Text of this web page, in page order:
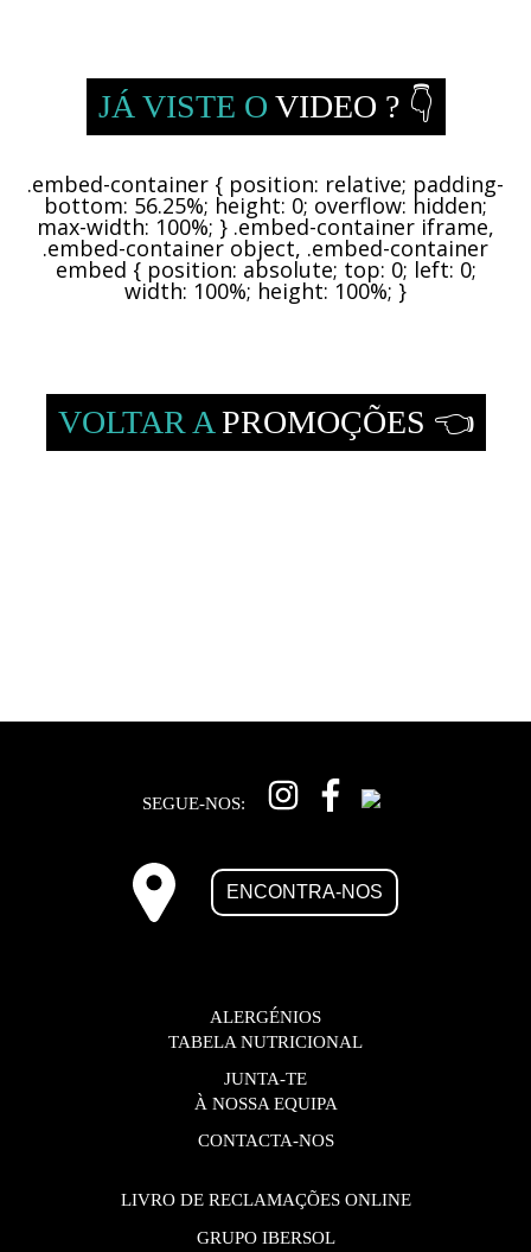
JÁ VISTE O VIDEO ? 👇
.embed-container { position: relative; padding-
bottom: 56.25%; height: 0; overflow: hidden;
max-width: 100%; } .embed-container iframe,
.embed-container object, .embed-container
embed { position: absolute; top: 0; left: 0;
width: 100%; height: 100%; }
VOLTAR A PROMOÇÕES 👈
ENCONTRA-NOS
SEGUE-NOS:
ALERGÉNIOS
TABELA NUTRICIONAL
JUNTA-TE
À NOSSA EQUIPA
CONTACTA-NOS
LIVRO DE RECLAMAÇÕES ONLINE
GRUPO IBERSOL